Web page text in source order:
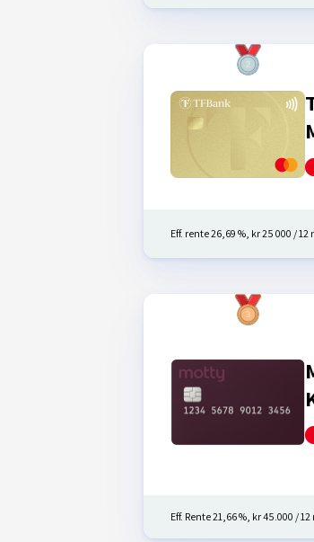
Eff. rente 26,69 %, kr 25 000 /
Eff. Rente 21,66 %, kr 45.000 /